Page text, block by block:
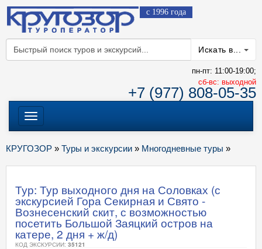
с 1996 года
Искать в...
пн-пт: 11:00-19:00;
cб-вс: выходной
+7 (977) 808-05-35
Меню
КРУГОЗОР » Туры и экскурсии » Многодневные туры »
Тур: Тур выходного дня на Соловках (с
экскурсией Гора Секирная и Свято -
Вознесенский скит, с возможностью
посетить Большой Заяцкий остров на
катере, 2 дня + ж/д)
КОД ЭКСКУРСИИ: 35121